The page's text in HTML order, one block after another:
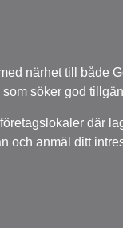
närhet till både
söker god
där
och anmäl ditt